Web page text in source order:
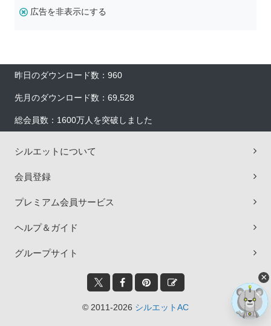
広告を非表示にする
昨日のダウンロード数：960
先月のダウンロード数：69,528
総会員数：1600万人を突破しました
シルエットについて
会員登録
プレミアム会員サービス
ヘルプ＆ガイド
グループサイト
© 2011-2026 シルエットAC
×